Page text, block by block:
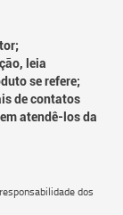
leia
se refere;
de contatos
atendê-los da
dos